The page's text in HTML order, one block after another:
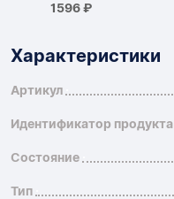
1596 ₽
Характеристики
Артикул
Идентификатор продукта
Состояние
Тип